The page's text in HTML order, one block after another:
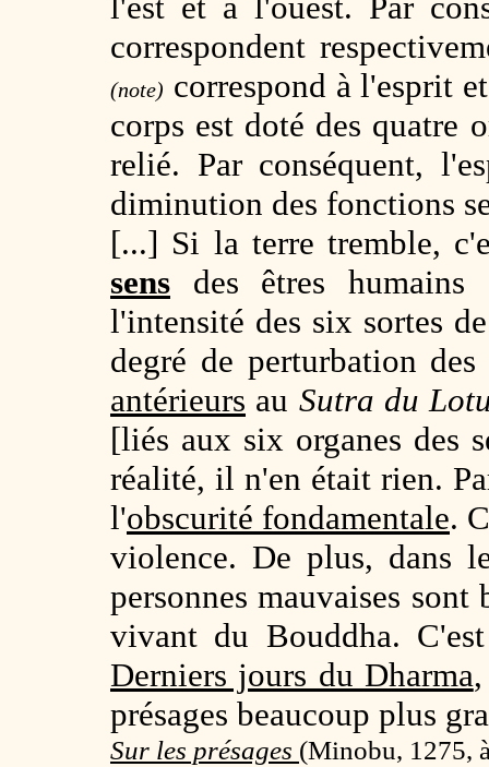
correspondent
(note) correspond à l'esprit
corps est doté des quatre
relié. Par conséquent,
diminution des fonctions
[...] Si la terre tremble,
sens des êtres humains
l'intensité des six sortes
degré de perturbation
antérieurs au Sutra du
[liés aux six organes des
réalité, il n'en était rien.
l'obscurité fondamentale.
violence. De plus, dans
personnes mauvaises
vivant du Bouddha.
Derniers jours du Dharma
présages beaucoup plus
Sur les présages (Minobu, 1275,